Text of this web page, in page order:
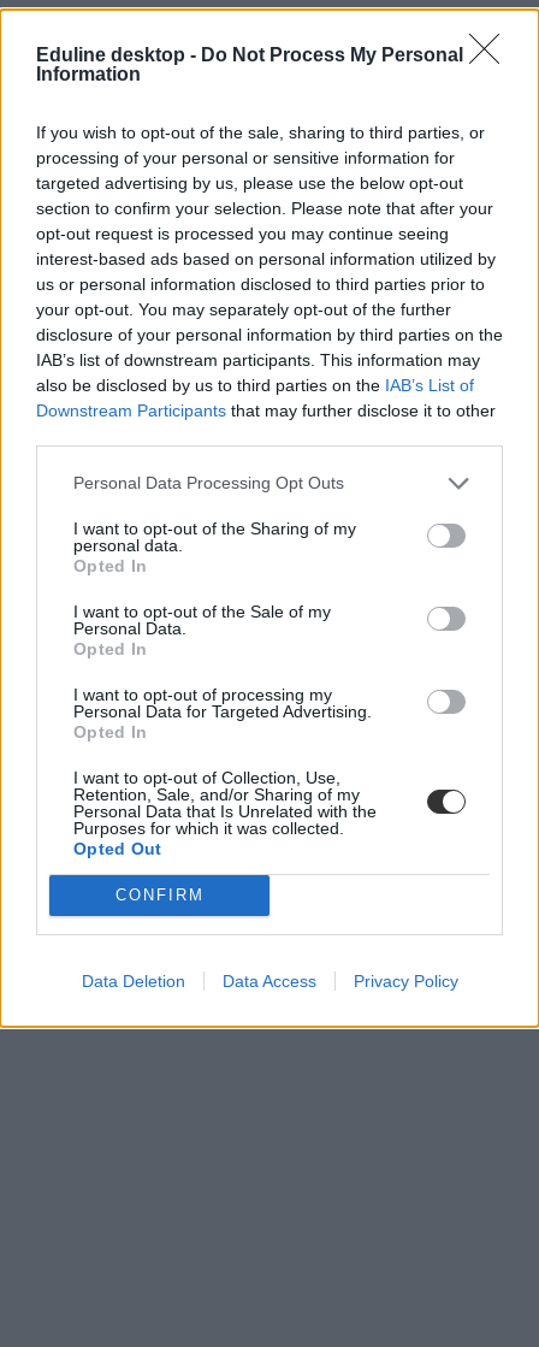
Eduline desktop - Do Not Process My Personal
Information
If you wish to opt-out of the sale, sharing to third parties, or
processing of your personal or sensitive information for
targeted advertising by us, please use the below opt-out
section to confirm your selection. Please note that after your
opt-out request is processed you may continue seeing
interest-based ads based on personal information utilized by
us or personal information disclosed to third parties prior to
your opt-out. You may separately opt-out of the further
disclosure of your personal information by third parties on the
IAB’s list of downstream participants. This information may
also be disclosed by us to third parties on the IAB’s List of
Downstream Participants that may further disclose it to other
Personal Data Processing Opt Outs
I want to opt-out of the Sharing of my
personal data.
Opted In
I want to opt-out of the Sale of my
Personal Data.
Opted In
I want to opt-out of processing my
Personal Data for Targeted Advertising.
Opted In
I want to opt-out of Collection, Use,
Retention, Sale, and/or Sharing of my
Personal Data that Is Unrelated with the
Purposes for which it was collected.
Opted Out
CONFIRM
Data Deletion Data Access Privacy Policy
dokumentumpótlás